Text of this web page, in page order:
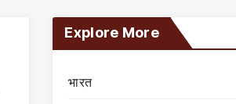
Explore More
भारत